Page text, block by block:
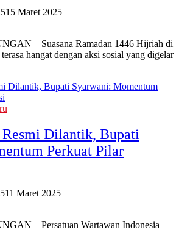
15 Maret 2025
– Suasana Ramadan 1446 Hijriah di
hangat dengan aksi sosial yang digelar
Dilantik, Bupati
Perkuat Pilar
11 Maret 2025
– Persatuan Wartawan Indonesia